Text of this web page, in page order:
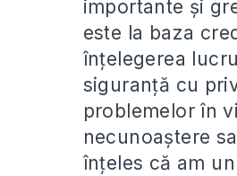
importante și
este la baza
înțelegerea
siguranță cu
problemelor în
necunoaștere
înțeles că am